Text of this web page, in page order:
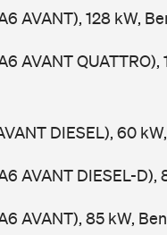
AVANT), 128 kW,
AVANT
DIESEL), 60
AVANT DIESEL-D),
AVANT), 85 kW,